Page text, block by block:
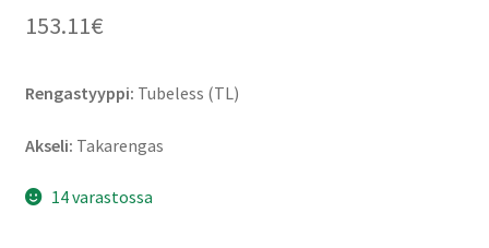
153.11€
Rengastyyppi: Tubeless (TL)
Akseli: Takarengas
14 varastossa